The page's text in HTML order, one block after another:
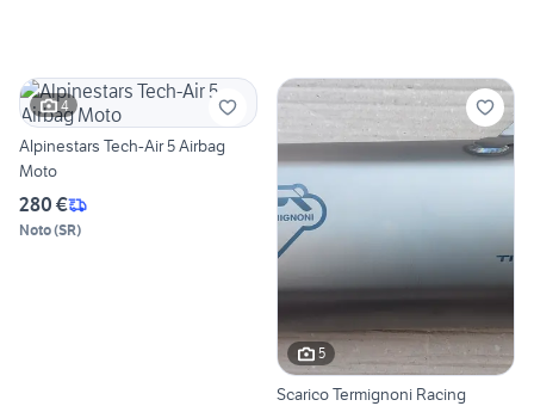
4
Alpinestars Tech-Air 5 Airbag
Moto
280 €
Noto(SR)
5
Scarico Termignoni Racing